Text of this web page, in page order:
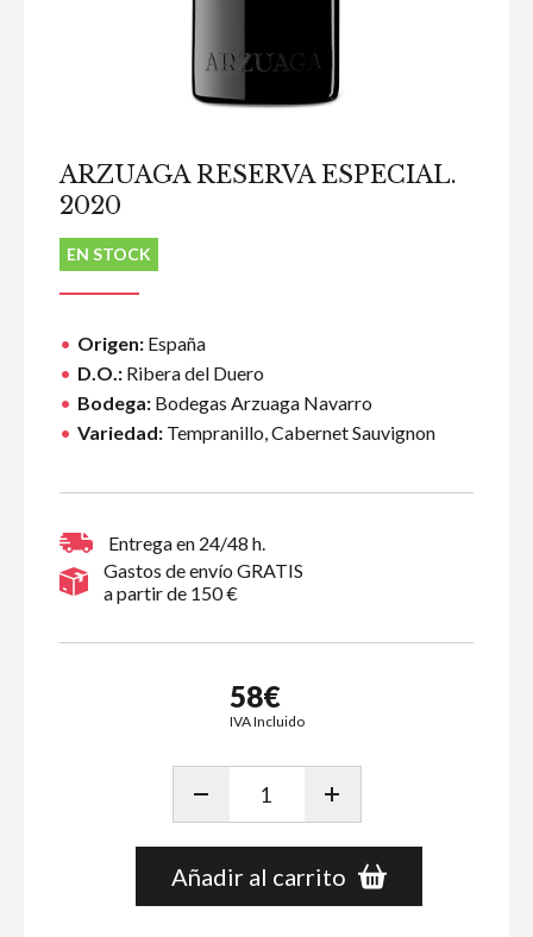
ARZUAGA RESERVA ESPECIAL.
2020
EN STOCK
Origen: España
D.O.: Ribera del Duero
Bodega: Bodegas Arzuaga Navarro
Variedad: Tempranillo, Cabernet Sauvignon
Entrega en 24/48 h.
Gastos de envío GRATIS
a partir de 150 €
58€
IVA Incluido
Añadir al carrito